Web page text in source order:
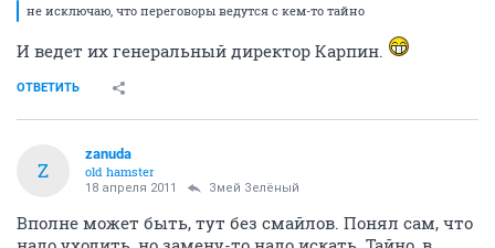
не исключаю, что переговоры ведутся с кем-то тайно
И ведет их генеральный директор Карпин.
ОТВЕТИТЬ
Z
zanuda
old hamster
18 апреля 2011 Змей Зелёный
Вполне может быть, тут без смайлов. Понял сам, что